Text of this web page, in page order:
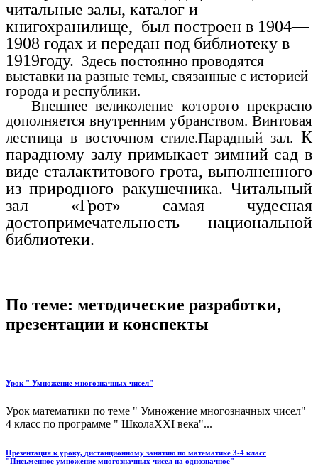
читальные залы, каталог и
книгохранилище, был построен в 1904—
1908 годах и передан под библиотеку в
1919году. Здесь постоянно проводятся
выставки на разные темы, связанные с историей
города и республики.
Внешнее великолепие которого прекрасно
дополняется внутренним убранством. Винтовая
лестница в восточном стиле.Парадный зал. К
парадному залу примыкает зимний сад в
виде сталактитового грота, выполненного
из природного ракушечника. Читальный
зал «Грот» самая чудесная
достопримечательность национальной
библиотеки.
По теме: методические разработки,
презентации и конспекты
Урок " Умножение многозначных чисел"
Урок математики по теме " Умножение многозначных чисел"
4 класс по программе " ШколаXXI века"...
Презентация к уроку, дистанционному занятию по математике 3-4 класс
"Письменное умножение многозначных чисел на однозначное"